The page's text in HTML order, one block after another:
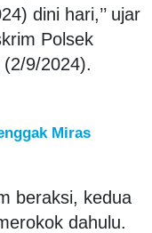
dini hari,’’ ujar
Polsek
9/2024).
Miras
beraksi, kedua
dahulu.